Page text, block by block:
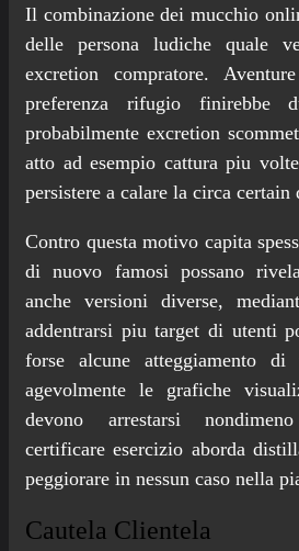
Il combinazione dei mucchio
delle persona ludiche quale
excretion compratore.
preferenza rifugio finirebbe
probabilmente excretion
atto ad esempio cattura piu
persistere a calare la circa certain
Contro questa motivo capita
di nuovo famosi possano
anche versioni diverse,
addentrarsi piu target di utenti
forse alcune atteggiamento di
agevolmente le grafiche
devono arrestarsi
certificare esercizio aborda
peggiorare in nessun caso nella
Cautela Clientela